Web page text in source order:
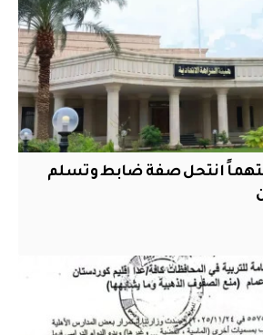
انتحل صفة ضابط وتسلم